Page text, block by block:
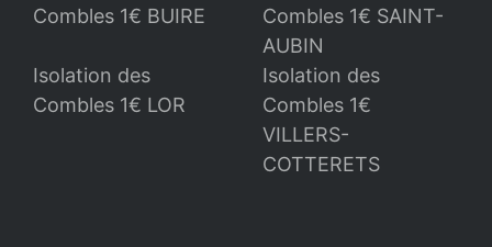
Combles 1€ BUIRE
Combles 1€ SAINT-
AUBIN
Isolation des
Combles 1€ LOR
Isolation des
Combles 1€
VILLERS-
COTTERETS